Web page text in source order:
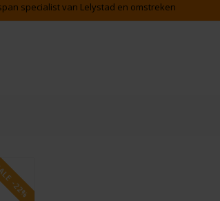
specialist van Lelystad en omstreken
-22%